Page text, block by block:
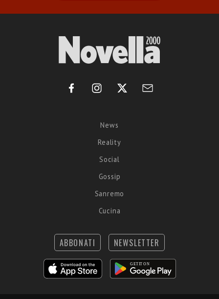
News
Reality
Social
Gossip
Sanremo
Cucina
ABBONATI NEWSLETTER